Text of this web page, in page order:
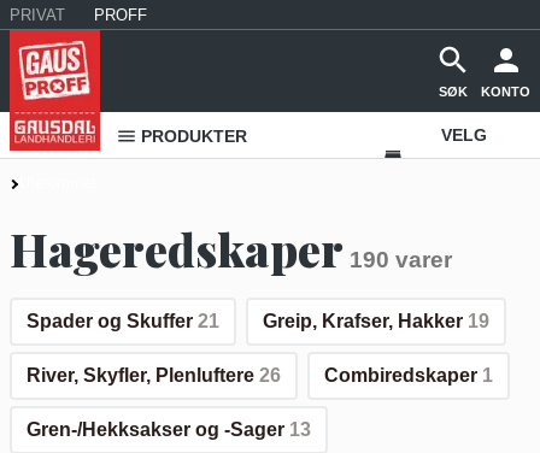
PRIVAT PROFF
SØK KONTO
PRODUKTER VELG
Hageredskaper 190 varer
Spader og Skuffer 21 Greip, Krafser, Hakker 19
River, Skyfler, Plenluftere 26 Combiredskaper 1
Gren-/Hekksakser og -Sager 13